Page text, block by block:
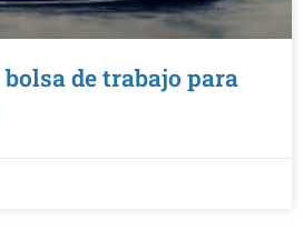
de trabajo para